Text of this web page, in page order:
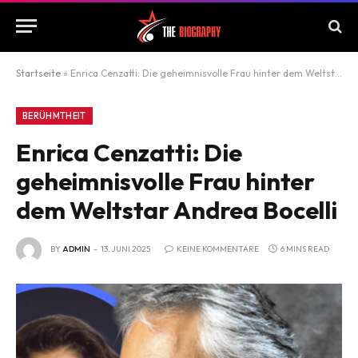
Startseite » Enrica Cenzatti: Die geheimnisvolle Frau hinter dem Weltstar Andrea Bocelli
BERÜHMTHEIT
Enrica Cenzatti: Die
geheimnisvolle Frau hinter
dem Weltstar Andrea Bocelli
BYADMIN 13. JUNI 2025 KEINE KOMMENTARE 6 MINS READ